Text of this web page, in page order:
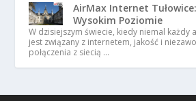
AirMax Internet
Wysokim Poziomie
W dzisiejszym świecie, kiedy niemal każdy
jest związany z internetem, jakość i
połączenia z siecią …